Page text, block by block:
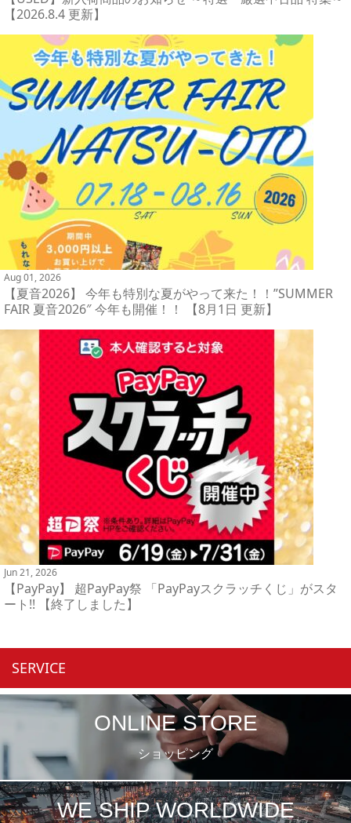
【2026.8.4 更新】
Aug 01, 2026
【夏音2026】 今年も特別な夏がやって来た！！”SUMMER
FAIR 夏音2026″ 今年も開催！！ 【8月1日 更新】
Jun 21, 2026
【PayPay】 超PayPay祭 「PayPayスクラッチくじ」がスタ
ート!! 【終了しました】
SERVICE
ONLINE STORE
ショッピング
WE SHIP WORLDWIDE